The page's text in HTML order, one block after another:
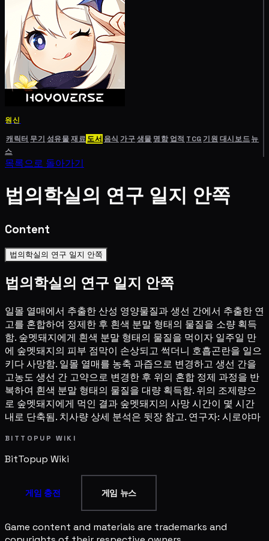
원신
캐릭터 무기 성유물재료도서 음식 가구생물 명함 업적 TCG기원 대시보드뉴
스
목록으로 돌아가기
법의학실의 연구 일지 안쪽
Content
법의학실의 연구 일지 안쪽
법의학실의 연구 일지 안쪽
일몰 열매에서 추출한 산성 영양물질과 생선 간에서 추출한 연
고를 혼합하여 정제한 후 흰색 분말 형태의 물질을 소량 획득
함. 숲멧돼지에게 흰색 분말 형태의 물질을 먹이자 일주일 만
에 숲멧돼지의 피부 점막이 손상되고 썩더니 호흡곤란을 일으
키다 사망함. 일몰 열매를 농축 과즙으로 변경하고 생선 간을
고농도 생선 간 고약으로 변경한 후 위의 혼합 정제 과정을 반
복하여 흰색 분말 형태의 물질을 대량 획득함. 위의 조제량으
로 숲멧돼지에게 먹인 결과 숲멧돼지의 사망 시간이 몇 시간
내로 단축됨. 치사량 상세 분석은 뒷장 참고. 연구자: 시로야마
BITTOPUP WIKI
BitTopup Wiki
게임 충전 게임 뉴스
Game content and materials are trademarks and